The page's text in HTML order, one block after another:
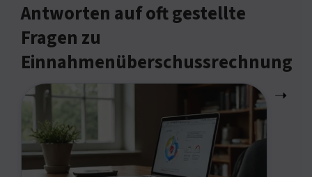
Antworten auf oft gestellte
Fragen zu
Einnahmenüberschussrechnung
➝